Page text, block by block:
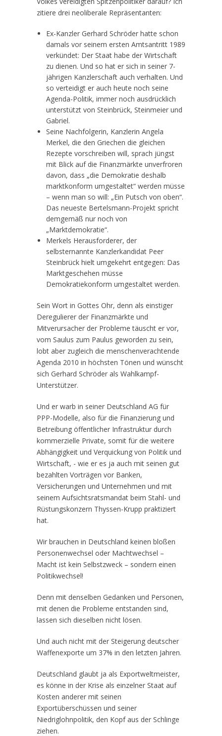
zitiere drei neoliberale Repräsentanten:
Ex-Kanzler Gerhard Schröder hatte schon
damals vor seinem ersten Amtsantritt 1989
verkündet: Der Staat habe der Wirtschaft
zu dienen. Und so hat er sich in seiner 7-
jährigen Kanzlerschaft auch verhalten. Und
so verteidigt er auch heute noch seine
Agenda-Politik, immer noch ausdrücklich
unterstützt von Steinbrück, Steinmeier und
Gabriel.
Seine Nachfolgerin, Kanzlerin Angela
Merkel, die den Griechen die gleichen
Rezepte vorschreiben will, sprach jüngst
mit Blick auf die Finanzmärkte unverfroren
davon, dass „die Demokratie deshalb
marktkonform umgestaltet“ werden müsse
– wenn man so will: „Ein Putsch von oben“.
Das neueste Bertelsmann-Projekt spricht
demgemäß nur noch von
„Marktdemokratie“.
Merkels Herausforderer, der
selbsternannte Kanzlerkandidat Peer
Steinbrück hielt umgekehrt entgegen: Das
Marktgeschehen müsse
Demokratiekonform umgestaltet werden.
Sein Wort in Gottes Ohr, denn als einstiger
Deregulierer der Finanzmärkte und
Mitverursacher der Probleme täuscht er vor,
vom Saulus zum Paulus geworden zu sein,
lobt aber zugleich die menschenverachtende
Agenda 2010 in höchsten Tönen und wünscht
sich Gerhard Schröder als Wahlkampf-
Unterstützer.
Und er warb in seiner Deutschland AG für
PPP-Modelle, also für die Finanzierung und
Betreibung öffentlicher Infrastruktur durch
kommerzielle Private, somit für die weitere
Abhängigkeit und Verquickung von Politik und
Wirtschaft, - wie er es ja auch mit seinen gut
bezahlten Vorträgen vor Banken,
Versicherungen und Unternehmen und mit
seinem Aufsichtsratsmandat beim Stahl- und
Rüstungskonzern Thyssen-Krupp praktiziert
hat.
Wir brauchen in Deutschland keinen bloßen
Personenwechsel oder Machtwechsel –
Macht ist kein Selbstzweck – sondern einen
Politikwechsel!
Denn mit denselben Gedanken und Personen,
mit denen die Probleme entstanden sind,
lassen sich dieselben nicht lösen.
Und auch nicht mit der Steigerung deutscher
Waffenexporte um 37% in den letzten Jahren.
Deutschland glaubt ja als Exportweltmeister,
es könne in der Krise als einzelner Staat auf
Kosten anderer mit seinen
Exportüberschüssen und seiner
Niedriglohnpolitik, den Kopf aus der Schlinge
ziehen.